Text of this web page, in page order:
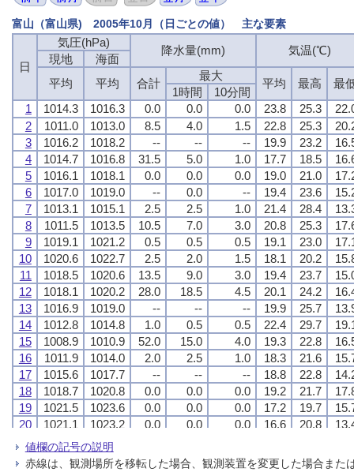
富山（富山県) 2005年10月（日ごとの値） 主な要素
日
気圧(hPa)
降水量(mm) 気温(℃)
現地
海面
平均
平均 合計
最大
平均 最高 最
1時間
10分間
1
1014.3 1016.3 0.0 0.0 0.0 23.8 25.3
2
1011.0 1013.0 8.5 4.0 1.5 22.8 25.3
3
1016.2 1018.2 -- -- -- 19.9 23.2
4
1014.7 1016.8 31.5 5.0 1.0 17.7 18.5
5
1016.1 1018.1 0.0 0.0 0.0 19.0 21.0
6
1017.0 1019.0 -- 0.0 -- 19.4 23.6
7
1013.1 1015.1 2.5 2.5 1.0 21.4 28.4
8
1011.5 1013.5 10.5 7.0 3.0 20.8 25.3
9
1019.1 1021.2 0.5 0.5 0.5 19.1 23.0
10
1020.6 1022.7 2.5 2.0 1.5 18.1 20.2
11
1018.5 1020.6 13.5 9.0 3.0 19.4 23.7
12
1018.1 1020.2 28.0 18.5 4.5 20.1 24.2
13
1016.9 1019.0 -- -- -- 19.9 25.7
14
1012.8 1014.8 1.0 0.5 0.5 22.4 29.7
15
1008.9 1010.9 52.0 15.0 4.0 19.3 22.8
16
1011.9 1014.0 2.0 2.5 1.0 18.3 21.6
17
1015.6 1017.7 -- -- -- 18.8 22.8
18
1018.7 1020.8 0.0 0.0 0.0 19.2 21.7
19
1021.5 1023.6 0.0 0.0 0.0 17.2 19.7
20
1021.1 1023.2 0.0 0.0 0.0 16.6 20.8
21
1013.1 1015.2
22
1004.7 1006.8 6.5 4.0 2.0 14.0 17.1
日
気圧(hPa)
降水量(mm) 気温(℃)
現地
海面
平均
平均 合計
最大
平均 最高 最
1時間
10分間
1
1014.3 1016.3 0.0 0.0 0.0 23.8 25.3
2
1011.0 1013.0 8.5 4.0 1.5 22.8 25.3
3
1016.2 1018.2 -- -- -- 19.9 23.2
4
1014.7 1016.8 31.5 5.0 1.0 17.7 18.5
5
1016.1 1018.1 0.0 0.0 0.0 19.0 21.0
6
1017.0 1019.0 -- 0.0 -- 19.4 23.6
7
1013.1 1015.1 2.5 2.5 1.0 21.4 28.4
8
1011.5 1013.5 10.5 7.0 3.0 20.8 25.3
9
1019.1 1021.2 0.5 0.5 0.5 19.1 23.0
10
1020.6 1022.7 2.5 2.0 1.5 18.1 20.2
11
1018.5 1020.6 13.5 9.0 3.0 19.4 23.7
12
1018.1 1020.2 28.0 18.5 4.5 20.1 24.2
13
1016.9 1019.0 -- -- -- 19.9 25.7
14
1012.8 1014.8 1.0 0.5 0.5 22.4 29.7
15
1008.9 1010.9 52.0 15.0 4.0 19.3 22.8
16
1011.9 1014.0 2.0 2.5 1.0 18.3 21.6
17
1015.6 1017.7 -- -- -- 18.8 22.8
18
1018.7 1020.8 0.0 0.0 0.0 19.2 21.7
19
1021.5 1023.6 0.0 0.0 0.0 17.2 19.7
20
1021.1 1023.2 0.0 0.0 0.0 16.6 20.8
21
1013.1 1015.2
22
1004.7 1006.8 6.5 4.0 2.0 14.0 17.1
日
気圧(hPa)
降水量(mm) 気温(℃)
現地
海面
平均
平均 合計
最大
平均 最高 最
1時間
10分間
1
1014.3 1016.3 0.0 0.0 0.0 23.8 25.3
2
1011.0 1013.0 8.5 4.0 1.5 22.8 25.3
3
1016.2 1018.2 -- -- -- 19.9 23.2
4
1014.7 1016.8 31.5 5.0 1.0 17.7 18.5
5
1016.1 1018.1 0.0 0.0 0.0 19.0 21.0
6
1017.0 1019.0 -- 0.0 -- 19.4 23.6
7
1013.1 1015.1 2.5 2.5 1.0 21.4 28.4
8
1011.5 1013.5 10.5 7.0 3.0 20.8 25.3
9
1019.1 1021.2 0.5 0.5 0.5 19.1 23.0
10
1020.6 1022.7 2.5 2.0 1.5 18.1 20.2
11
1018.5 1020.6 13.5 9.0 3.0 19.4 23.7
12
1018.1 1020.2 28.0 18.5 4.5 20.1 24.2
13
1016.9 1019.0 -- -- -- 19.9 25.7
14
1012.8 1014.8 1.0 0.5 0.5 22.4 29.7
15
1008.9 1010.9 52.0 15.0 4.0 19.3 22.8
16
1011.9 1014.0 2.0 2.5 1.0 18.3 21.6
17
1015.6 1017.7 -- -- -- 18.8 22.8
18
1018.7 1020.8 0.0 0.0 0.0 19.2 21.7
19
1021.5 1023.6 0.0 0.0 0.0 17.2 19.7
20
1021.1 1023.2 0.0 0.0 0.0 16.6 20.8
21
1013.1 1015.2
22
1004.7 1006.8 6.5 4.0 2.0 14.0 17.1
日
気圧(hPa)
降水量(mm) 気温(℃)
現地
海面
平均
平均 合計
最大
平均 最高 最
1時間
10分間
1
1014.3 1016.3 0.0 0.0 0.0 23.8 25.3
2
1011.0 1013.0 8.5 4.0 1.5 22.8 25.3
3
1016.2 1018.2 -- -- -- 19.9 23.2
4
1014.7 1016.8 31.5 5.0 1.0 17.7 18.5
5
1016.1 1018.1 0.0 0.0 0.0 19.0 21.0
6
1017.0 1019.0 -- 0.0 -- 19.4 23.6
7
1013.1 1015.1 2.5 2.5 1.0 21.4 28.4
8
1011.5 1013.5 10.5 7.0 3.0 20.8 25.3
9
1019.1 1021.2 0.5 0.5 0.5 19.1 23.0
10
1020.6 1022.7 2.5 2.0 1.5 18.1 20.2
11
1018.5 1020.6 13.5 9.0 3.0 19.4 23.7
12
1018.1 1020.2 28.0 18.5 4.5 20.1 24.2
13
1016.9 1019.0 -- -- -- 19.9 25.7
14
1012.8 1014.8 1.0 0.5 0.5 22.4 29.7
15
1008.9 1010.9 52.0 15.0 4.0 19.3 22.8
16
1011.9 1014.0 2.0 2.5 1.0 18.3 21.6
17
1015.6 1017.7 -- -- -- 18.8 22.8
18
1018.7 1020.8 0.0 0.0 0.0 19.2 21.7
19
1021.5 1023.6 0.0 0.0 0.0 17.2 19.7
20
1021.1 1023.2 0.0 0.0 0.0 16.6 20.8
21
1013.1 1015.2
22
1004.7 1006.8 6.5 4.0 2.0 14.0 17.1
値欄の記号の説明
赤線は、観測場所を移転した場合、観測装置を変更した場合ま